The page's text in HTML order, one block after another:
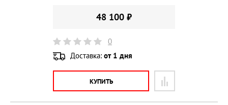
48 100 ₽
0
Доставка: от 1 дня
КУПИТЬ